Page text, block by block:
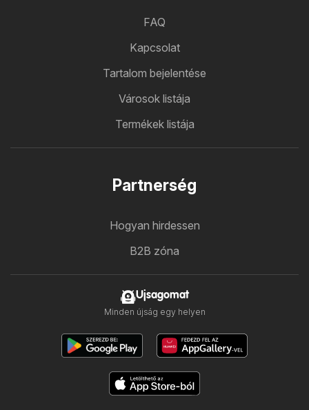
FAQ
Kapcsolat
Tartalom bejelentése
Városok listája
Termékek listája
Partnerség
Hogyan hirdessen
B2B zóna
Ujsagomat
Minden újság egy helyen